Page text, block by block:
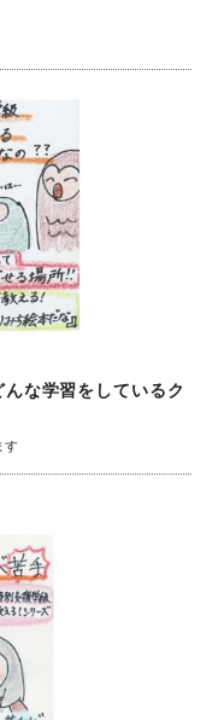
な学習をしているク
す